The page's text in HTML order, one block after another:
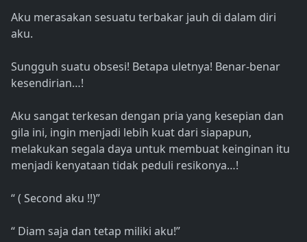
Aku merasakan sesuatu terbakar jauh di dalam diri
aku.
Sungguh suatu obsesi! Betapa uletnya! Benar-benar
kesendirian…!
Aku sangat terkesan dengan pria yang kesepian dan
gila ini, ingin menjadi lebih kuat dari siapapun,
melakukan segala daya untuk membuat keinginan itu
menjadi kenyataan tidak peduli resikonya…!
“ ( Second aku !!)”
“ Diam saja dan tetap miliki aku!”